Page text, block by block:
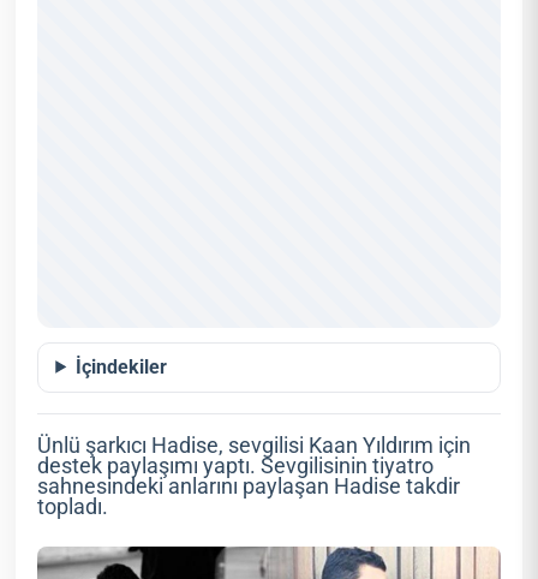
İçindekiler
Ünlü şarkıcı Hadise, sevgilisi Kaan Yıldırım için
destek paylaşımı yaptı. Sevgilisinin tiyatro
sahnesindeki anlarını paylaşan Hadise takdir
topladı.